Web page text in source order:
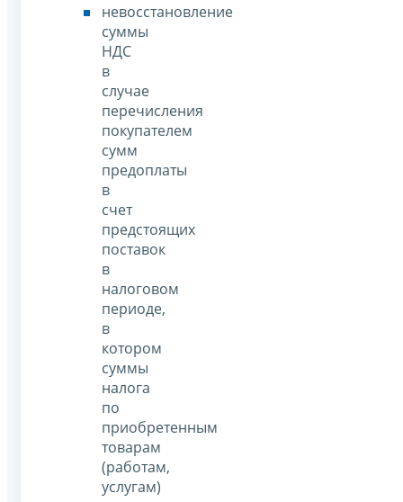
невосстановление
суммы
НДС
в
случае
перечисления
покупателем
сумм
предоплаты
в
счет
предстоящих
поставок
в
налоговом
периоде,
в
котором
суммы
налога
по
приобретенным
товарам
(работам,
услугам)